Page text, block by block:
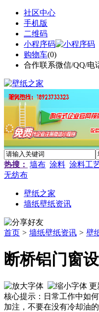
社区中心
手机版
二维码
小程序码
购物车(0)
合作联系微信/QQ/电
热搜： 墙布 涂料 涂料工
无纺布
壁纸之家
墙纸壁纸资讯
首页 > 墙纸壁纸资讯 > 壁
断桥铝门窗
更
核心提示：日常工作中如
加注，不要在没有冷却油